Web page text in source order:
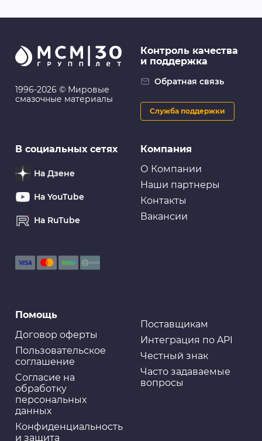
1996-2026 © Мировые
смазочные материалы
Компания
О Компании
Наши партнеры
Контакты
Вакансии
Помощь
Договор оферты
Пользовательское
соглашение
Cогласие на
обработку
персональных
данных
Конфиденциальность
и защита
Поставщикам
Интеграция по API
Честный знак
Часто задаваемые
вопросы
Контроль качества
и поддержка
Обратная связь
Служба поддержки
В социальных сетях
На Дзене
На YouTube
На RuTube